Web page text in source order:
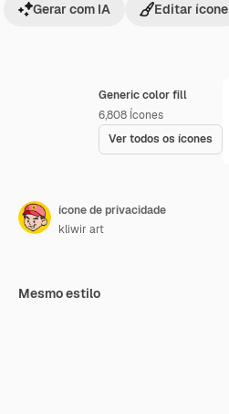
Generic color fill
6,808 Ícones
Ver todos os ícones
Gerar com IA Editar ícone
ícone de privacidade
kliwir art
Mesmo estilo